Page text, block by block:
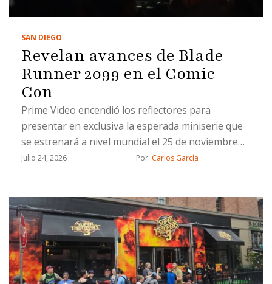
SAN DIEGO
Revelan avances de Blade
Runner 2099 en el Comic-
Con
Prime Video encendió los reflectores para
presentar en exclusiva la esperada miniserie que
se estrenará a nivel mundial el 25 de noviembre
de 2026
Julio 24, 2026 Por: Carlos García